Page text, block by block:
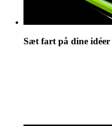
Sæt fart på dine idéer